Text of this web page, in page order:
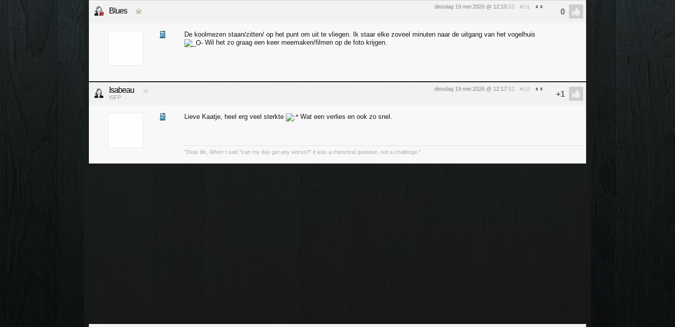
dinsdag 19 mei 2026 @ 12:10:53 #131
Blues
De koolmezen staan/zitten/ op het punt om uit te vliegen. Ik staar elke zoveel minuten naar de uitgang van het vogelhuis
Wil het zo graag een keer meemaken/filmen op de foto krijgen.
dinsdag 19 mei 2026 @ 12:17:52 #132
Isabeau
ISFP
Lieve Kaatje, heel erg veel sterkte Wat een verlies en ook zo snel.
"Dear life, When I said "can my day get any worse?" it was a rhetorical question, not a challenge."